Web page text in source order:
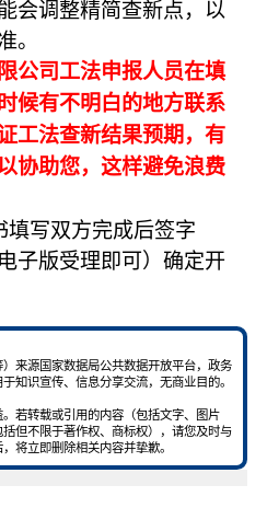
会调整精简查新点，以
。
公司工法申报人员在填
候有不明白的地方联系
工法查新结果预期，有
协助您，这样避免浪费
填写双方完成后签字
子版受理即可）确定开
来源国家数据局公共数据开放平台，政务
知识宣传、信息分享交流，无商业目的。
若转载或引用的内容（包括文字、图片
但不限于著作权、商标权），请您及时与
将立即删除相关内容并挚歉。